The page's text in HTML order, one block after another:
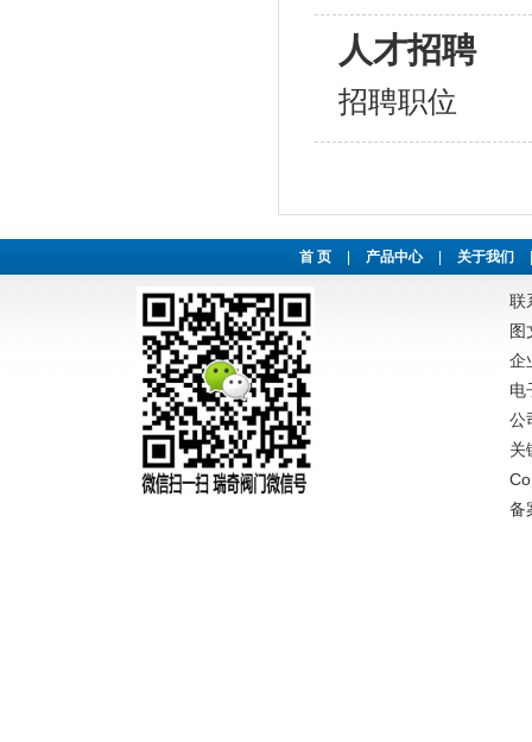
人才招聘
招聘职位
首 页 产品中心 关于我们
联
图
企
电
公
关
备